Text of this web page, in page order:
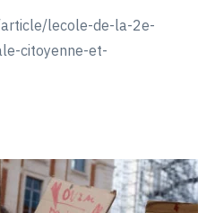
lecole-de-la-2e-
citoyenne-et-